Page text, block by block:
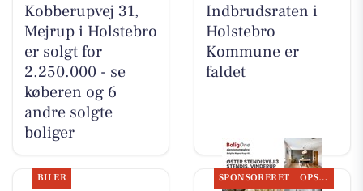
Kobberupvej 31,
Mejrup i Holstebro
er solgt for
2.250.000 - se
køberen og 6
andre solgte
boliger
Indbrudsraten i
Holstebro
Kommune er
faldet
BILER SPONSORERET OPSLAGSTAVLEN